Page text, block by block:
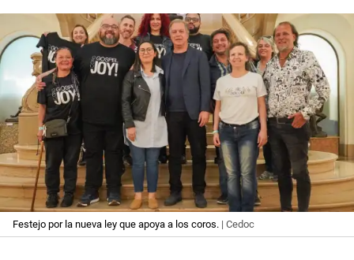
Festejo por la nueva ley que apoya a los coros. | Cedoc